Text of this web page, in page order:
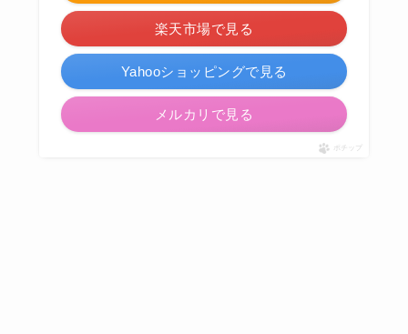
楽天市場で見る
Yahooショッピングで見る
メルカリで見る
ポチップ